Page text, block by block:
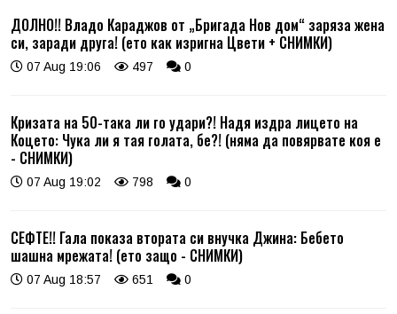
ДОЛНО!! Владо Караджов от „Бригада Нов дом“ заряза жена
си, заради друга! (ето как изригна Цвети + СНИМКИ)
07 Aug 19:06 497 0
Кризата на 50-така ли го удари?! Надя издра лицето на
Коцето: Чука ли я тая голата, бе?! (няма да повярвате коя е
- СНИМКИ)
07 Aug 19:02 798 0
СЕФТЕ!! Гала показа втората си внучка Джина: Бебето
шашна мрежата! (ето защо - СНИМКИ)
07 Aug 18:57 651 0